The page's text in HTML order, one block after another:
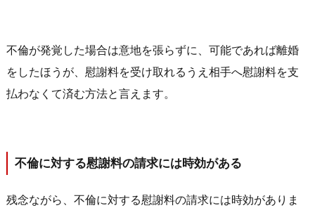
不倫が発覚した場合は意地を張らずに、可能であれば離婚
をしたほうが、慰謝料を受け取れるうえ相手へ慰謝料を支
払わなくて済む方法と言えます。
不倫に対する慰謝料の請求には時効がある
残念ながら、不倫に対する慰謝料の請求には時効がありま